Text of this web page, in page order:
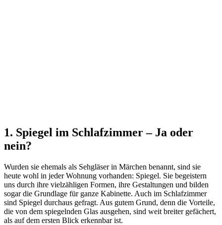
1. Spiegel im Schlafzimmer – Ja oder
nein?
Wurden sie ehemals als Sehgläser in Märchen benannt, sind sie
heute wohl in jeder Wohnung vorhanden: Spiegel. Sie begeistern
uns durch ihre vielzähligen Formen, ihre Gestaltungen und bilden
sogar die Grundlage für ganze Kabinette. Auch im Schlafzimmer
sind Spiegel durchaus gefragt. Aus gutem Grund, denn die Vorteile,
die von dem spiegelnden Glas ausgehen, sind weit breiter gefächert,
als auf dem ersten Blick erkennbar ist.